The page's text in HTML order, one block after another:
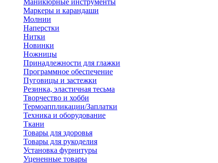
Маникюрные инструменты
Маркеры и карандаши
Молнии
Наперстки
Нитки
Новинки
Ножницы
Принадлежности для глажки
Программное обеспечение
Пуговицы и застежки
Резинка, эластичная тесьма
Творчество и хобби
Термоаппликации/Заплатки
Техника и оборудование
Ткани
Товары для здоровья
Товары для рукоделия
Установка фурнитуры
Уцененные товары